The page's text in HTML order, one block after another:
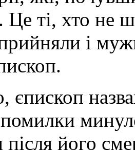
Це ті, хто не
і
єпископ
після його